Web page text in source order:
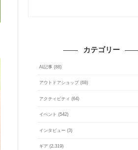
カテゴリー
AI記事 (88)
アウトドアショップ (68)
アクティビティ (64)
イベント (542)
インタビュー (3)
ギア (2,319)